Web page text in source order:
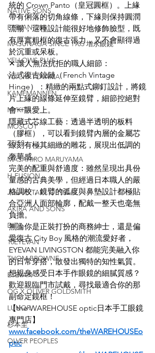
NATIVE SONS
EYEVAN7285
MASUNAGA SINCE 1905 增永眼鏡
YELLOWS PLUS
YUICHI TOYAMA
KAMEMANNEN
MYKITA
MOSCOT
ZEISS
MASAHIRO MARUYAMA
H-FUSION
JULIUS TART OPTICAL
AKIRA AND SONS
DITA
10EYEVAN
THOM BROWNE
EYEVAN
OG X OLIVER GOLDSMITH
LUNOR
杉本圭
OLVER PEOPLES
統的 Crown Panto（皇冠圓框）。上緣
帶有俐落的切角線條，下緣則保持圓潤
流暢，這種設計能很好地修飾臉型，既
有厚實粗框的復古張力，又不會顯得過
於沉重或呆板。
✕ 讓人無法抗拒的職人細節：
法式復古鉸鏈（French Vintage
Hinge）：精緻的兩點式鉚釘設計，將鏡
片上緣的線條延伸至鏡臂，細節控絕對
會一眼愛上。
隱藏式芯線工藝：透過半透明的板料
（膠框），可以看到鏡臂內層的金屬芯
線刻有極其細緻的雕花，展現出低調的
奢華感。
完美的配重與舒適度：雖然呈現出具份
量感的古典美學，但經過日本職人的嚴
格調校，鏡臂的弧度與鼻墊設計都極貼
合亞洲人面部輪廓，配戴一整天也毫無
負擔。
無論你是正裝打扮的商務紳士，還是偏
愛復古 City Boy 風格的潮流愛好者，
EYEVAN LIVINGSTON 都能完美融入你
的日常穿搭，散發出獨特的知性氣質。
想親身感受日本手作眼鏡的細膩質感？
歡迎親臨門市試戴，尋找最適合你的那
副命定鏡框！
【the WAREHOUSE optic日本手工眼鏡
專門店】
www.facebook.com/theWAREHOUSEo
ptic